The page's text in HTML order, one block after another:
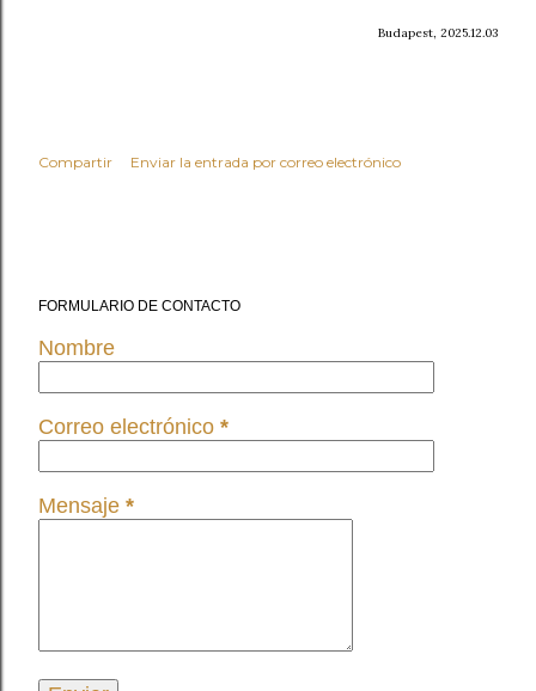
Budapest, 2025.12.03
Compartir Enviar la entrada por correo electrónico
FORMULARIO DE CONTACTO
Nombre
Correo electrónico *
Mensaje *